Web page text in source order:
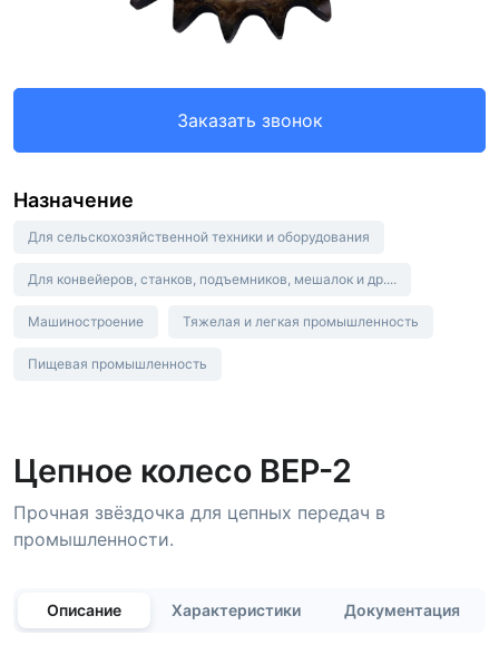
Заказать звонок
Назначение
Для сельскохозяйственной техники и оборудования
Для конвейеров, станков, подъемников, мешалок и др....
Машиностроение Тяжелая и легкая промышленность
Пищевая промышленность
Цепное колесо BEP-2
Прочная звёздочка для цепных передач в
промышленности.
Описание Характеристики Документация